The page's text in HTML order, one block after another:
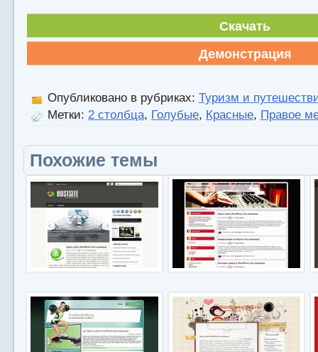
Скачать
Демонстрация
Опубликовано в рубриках: Туризм и
Метки: 2 столбца, Голубые, Красные, Правое
Похожие темы